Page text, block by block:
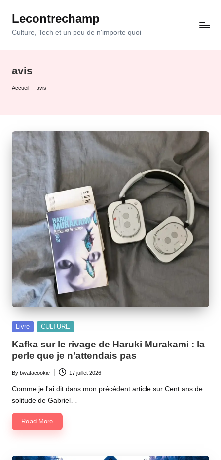
SkipLecontrechamp
Culture, Tech et un peu de n'importe quoi
avis
Accueil - avis
Posted
Livre CULTURE
Kafka sur le rivage de Haruki Murakami : la
perle que je n’attendais pas
Posted
by
By bwatacookie 17 juillet 2026
Comme je l'ai dit dans mon précédent article sur Cent ans de
solitude de Gabriel…
Read More